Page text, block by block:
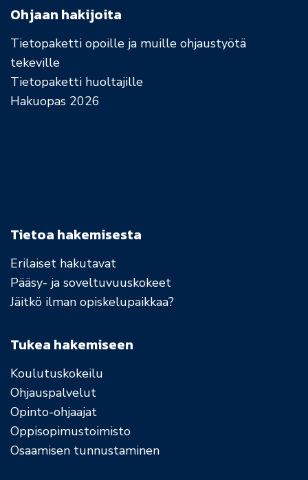
Ohjaan hakijoita
Tietopaketti opoille ja muille ohjaustyötä
tekeville
Tietopaketti huoltajille
Hakuopas 2026
Tietoa hakemisesta
Erilaiset hakutavat
Pääsy- ja soveltuvuuskokeet
Jäitkö ilman opiskelupaikkaa?
Tukea hakemiseen
Koulutuskokeilu
Ohjauspalvelut
Opinto-ohjaajat
Oppisopimustoimisto
Osaamisen tunnustaminen